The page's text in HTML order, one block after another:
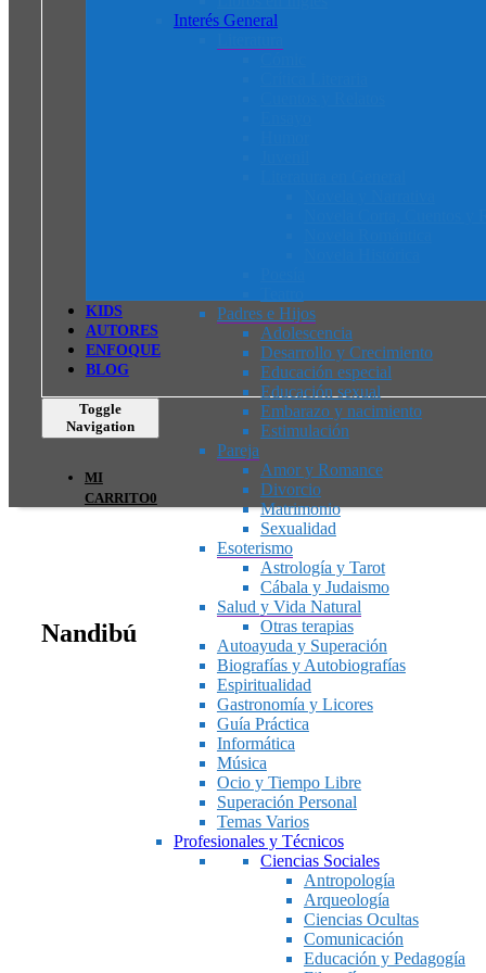
Interés General
Padres e Hijos
Adolescencia
Desarrollo y Crecimiento
Educación especial
Educación sexual
Embarazo y nacimiento
Estimulación
Pareja
Amor y Romance
Divorcio
Matrimonio
Sexualidad
Esoterismo
Astrología y Tarot
Cábala y Judaismo
Salud y Vida Natural
Otras terapias
Autoayuda y Superación
Biografías y Autobiografías
Espiritualidad
Gastronomía y Licores
Guía Práctica
Informática
Música
Ocio y Tiempo Libre
Superación Personal
Temas Varios
Profesionales y Técnicos
Ciencias Sociales
Antropología
Arqueología
Ciencias Ocultas
Comunicación
Educación y Pedagogía
KIDS
AUTORES
ENFOQUE
BLOG
Toggle
Navigation
MI
CARRITO0
Nandibú